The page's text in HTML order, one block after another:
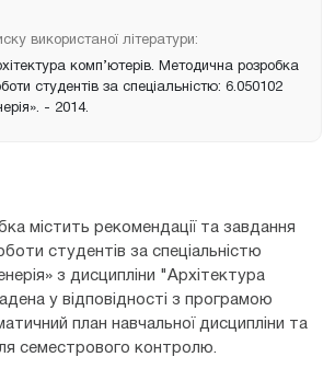
використаної літератури:
комп’ютерів. Методична розробка
студентів за спеціальністю: 6.050102
- 2014.
містить рекомендації та завдання
студентів за спеціальністю
з дисципліни "Архітектура
у відповідності з програмою
план навчальної дисципліни та
семестрового контролю.